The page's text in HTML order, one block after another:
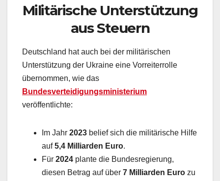
Militärische Unterstützung
aus Steuern
Deutschland hat auch bei der militärischen
Unterstützung der Ukraine eine Vorreiterrolle
übernommen, wie das
Bundesverteidigungsministerium
veröffentlichte:
Im Jahr 2023 belief sich die militärische Hilfe
auf5,4 Milliarden Euro.
Für 2024 plante die Bundesregierung,
diesen Betrag auf über 7 Milliarden Euro zu